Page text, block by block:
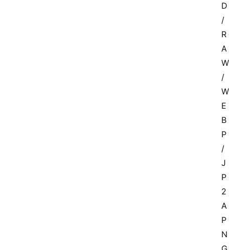
D
/
R
A
W
/
W
E
B
P
/
J
P
2
A
P
N